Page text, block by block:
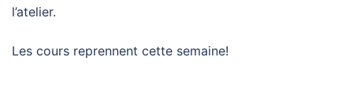
l’atelier.
Les cours reprennent cette semaine!